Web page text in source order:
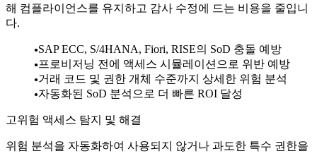
해 컴플라이언스를 유지하고 감사 수정에 드는 비용을 줄입니
다.
SAP ECC, S/4HANA, Fiori, RISE의 SoD 충돌 예방
프로비저닝 전에 액세스 시뮬레이션으로 위반 예방
거래 코드 및 권한 개체 수준까지 상세한 위험 분석
자동화된 SoD 분석으로 더 빠른 ROI 달성
고위험 액세스 탐지 및 해결
위험 분석을 자동화하여 사용되지 않거나 과도한 특수 권한을